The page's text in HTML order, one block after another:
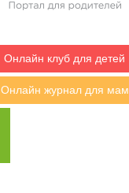
Онлайн клуб для детей
Онлайн журнал для мам